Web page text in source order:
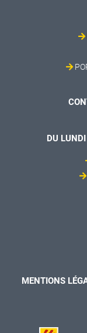
DU
MENTIONS